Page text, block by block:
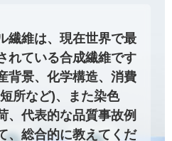
繊維は、現在世界で最
れている合成繊維です
背景、化学構造、消費
所など)、また染色
、代表的な品質事故例
、総合的に教えてくだ